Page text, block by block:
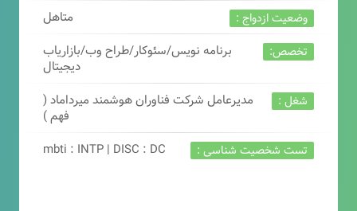
وضعیت ازدواج : متاهل
تخصص:
برنامه نویس/سئوکار/طراح وب/بازاریاب
دیجیتال
شغل :
مدیرعامل شرکت فناوران هوشمند میرداماد (
فهم )
تست شخصیت شناسی : mbti : INTP | DISC : DC